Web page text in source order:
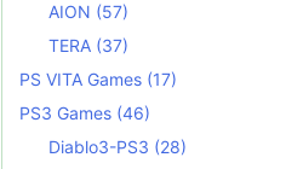
AION (57)
TERA (37)
PS VITA Games (17)
PS3 Games (46)
Diablo3-PS3 (28)